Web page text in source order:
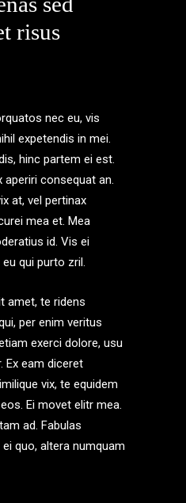
risus
nec eu, vis
expetendis in mei.
hinc partem ei est.
aperiri consequat an.
at, vel pertinax
mea et. Mea
id. Vis ei
qui purto zril.
amet, te ridens
per enim veritus
exerci dolore, usu
Ex eam diceret
vix, te equidem
Ei movet elitr mea.
ad. Fabulas
quo, altera numquam